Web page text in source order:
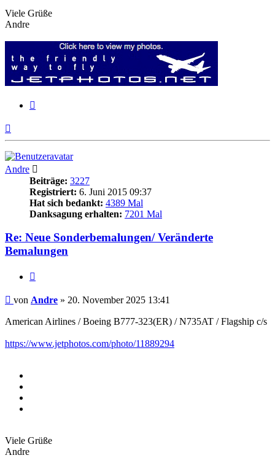
Viele Grüße
Andre
Andre
Beiträge: 3227
Registriert: 6. Juni 2015 09:37
Hat sich bedankt: 4389 Mal
Danksagung erhalten: 7201 Mal
Re: Neue Sonderbemalungen/ Veränderte
Bemalungen
Beitrag
von Andre » 20. November 2025 13:41
American Airlines / Boeing B777-323(ER) / N735AT / Flagship c/s
https://www.jetphotos.com/photo/11889294
Viele Grüße
Andre